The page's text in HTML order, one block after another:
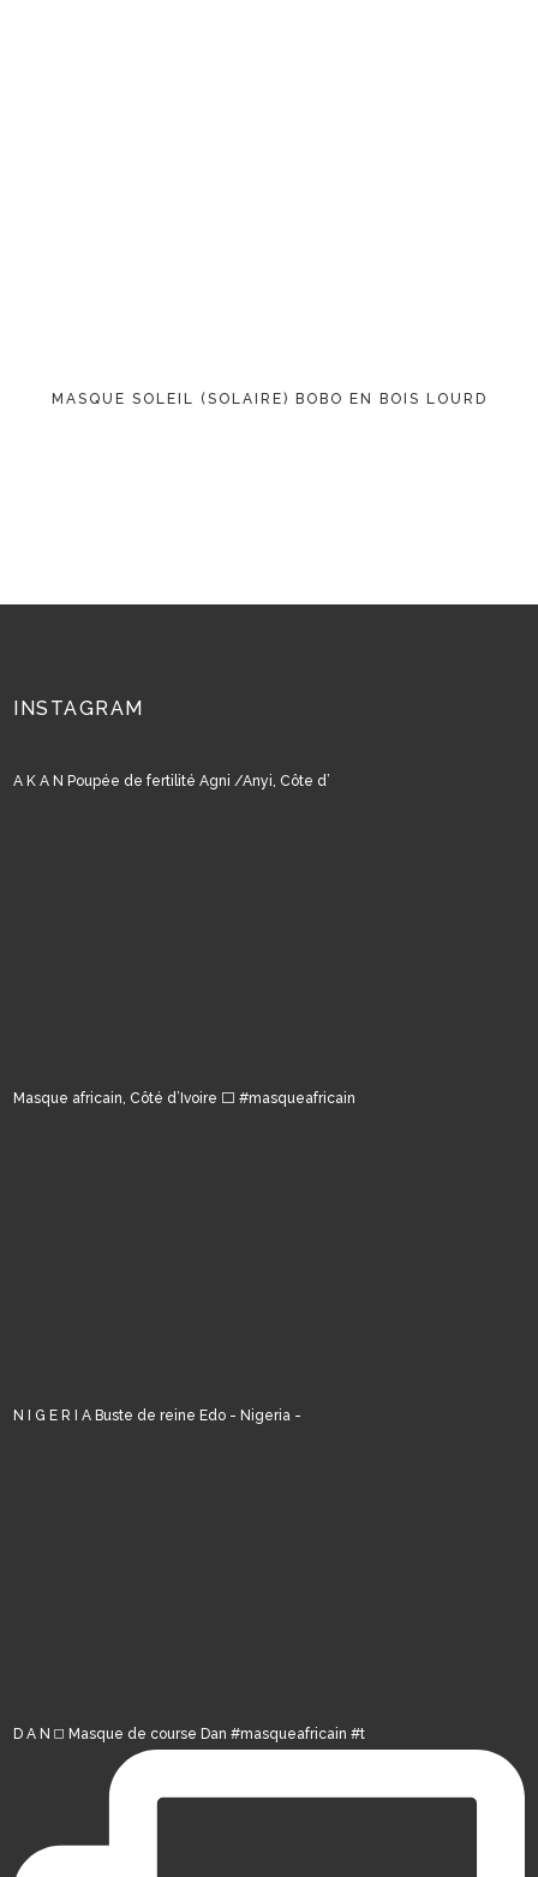
MASQUE SOLEIL (SOLAIRE) BOBO EN BOIS LOURD
INSTAGRAM
A K A N Poupée de fertilité Agni /Anyi, Côte d’
Masque africain, Côté d’Ivoire ⬜️ #masqueafricain
N I G E R I A Buste de reine Edo - Nigeria -
D A N ◻️ Masque de course Dan #masqueafricain #t